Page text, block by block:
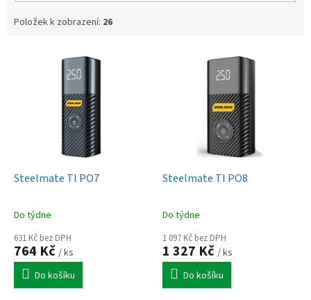
Položek k zobrazení: 26
Steelmate TI PO7
Do týdne
631 Kč bez DPH
764 Kč / ks
Do košíku
Steelmate TI PO8
Do týdne
1 097 Kč bez DPH
1 327 Kč / ks
Do košíku